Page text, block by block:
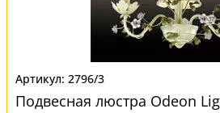
2796/3
Подвесная люстра Odeon